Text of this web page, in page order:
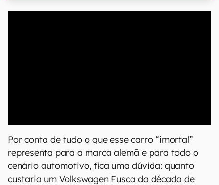
Por conta de tudo o que esse carro “imortal”
representa para a marca alemã e para todo o
cenário automotivo, fica uma dúvida: quanto
custaria um Volkswagen Fusca da década de